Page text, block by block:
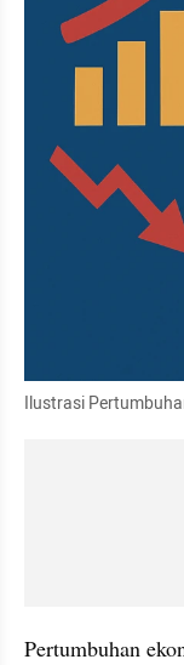
Ilustrasi
Pertumbuhan